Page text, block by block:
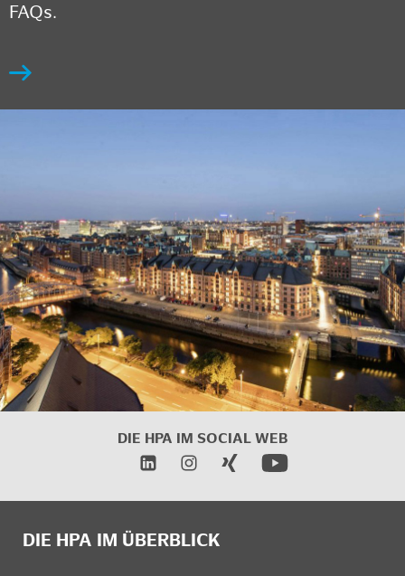
FAQs.
DIE HPA IM SOCIAL WEB
DIE HPA IM ÜBERBLICK